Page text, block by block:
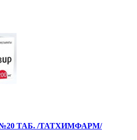
ТАБ. /ТАТХИМФАРМ/